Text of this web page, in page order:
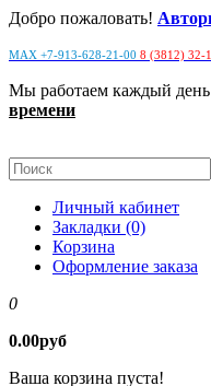
Добро пожаловать!
MAX +7-913-628-21-00 8 (3812) 32-
Мы работаем каждый день
времени
Личный кабинет
Закладки (0)
Корзина
Оформление заказа
0
0.00руб
Ваша корзина пуста!